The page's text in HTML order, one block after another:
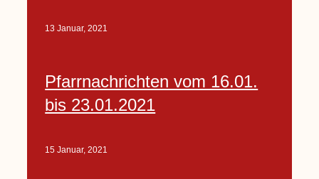
13 Januar, 2021
Pfarrnachrichten vom 16.01.
bis 23.01.2021
15 Januar, 2021